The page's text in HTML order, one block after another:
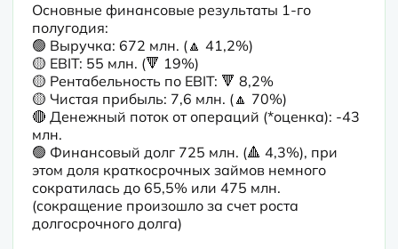
Основные финансовые результаты 1-го
полугодия:
🟢 Выручка: 672 млн. (🔼 41,2%)
🟡 EBIT: 55 млн. (🔻 19%)
🟡 Рентабельность по EBIT: 🔻 8,2%
🟡 Чистая прибыль: 7,6 млн. (🔼 70%)
🔴 Денежный поток от операций (*оценка): -43
млн.
🟢 Финансовый долг 725 млн. (🔺 4,3%), при
этом доля краткосрочных займов немного
сократилась до 65,5% или 475 млн.
(сокращение произошло за счет роста
долгосрочного долга)